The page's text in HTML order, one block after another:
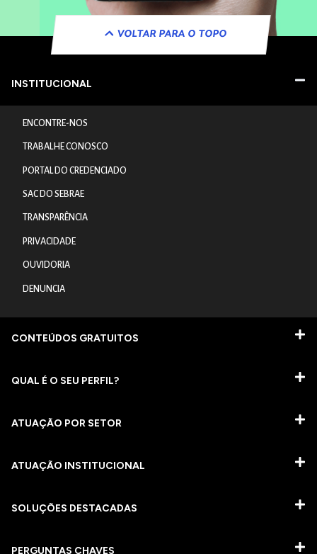
VOLTAR PARA O TOPO
INSTITUCIONAL
ENCONTRE-NOS
TRABALHE CONOSCO
PORTAL DO CREDENCIADO
SAC DO SEBRAE
TRANSPARÊNCIA
PRIVACIDADE
OUVIDORIA
DENUNCIA
CONTEÚDOS GRATUITOS
QUAL É O SEU PERFIL?
ATUAÇÃO POR SETOR
ATUAÇÃO INSTITUCIONAL
SOLUÇÕES DESTACADAS
PERGUNTAS CHAVES​